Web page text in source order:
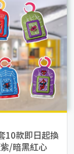
10款即日起換
/暗黑紅心